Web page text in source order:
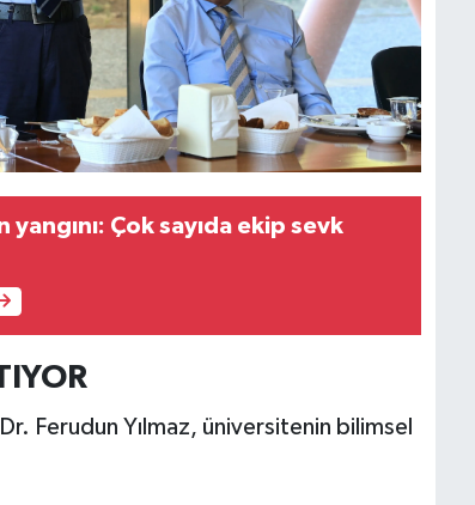
yangını: Çok sayıda ekip sevk
Ferudun Yılmaz, üniversitenin bilimsel